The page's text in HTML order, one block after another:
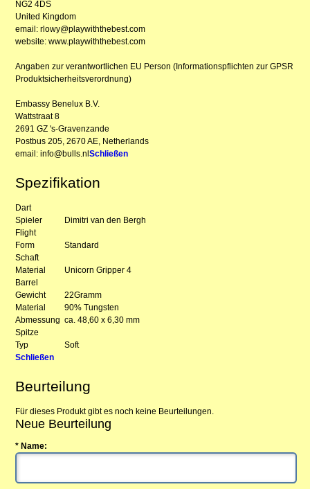
NG2 4DS
United Kingdom
email: rlowy@playwiththebest.com
website: www.playwiththebest.com
Angaben zur verantwortlichen EU Person (Informationspflichten zur GPSR
Produktsicherheitsverordnung)
Embassy Benelux B.V.
Wattstraat 8
2691 GZ 's-Gravenzande
Postbus 205, 2670 AE, Netherlands
email: info@bulls.nlSchließen
Spezifikation
Dart
Spieler
Dimitri van den Bergh
Flight
Form
Standard
Schaft
Material
Unicorn Gripper 4
Barrel
Gewicht
22Gramm
Material
90% Tungsten
Abmessung ca. 48,60 x 6,30 mm
Spitze
Typ
Soft
Schließen
Beurteilung
Für dieses Produkt gibt es noch keine Beurteilungen.
Neue Beurteilung
* Name: